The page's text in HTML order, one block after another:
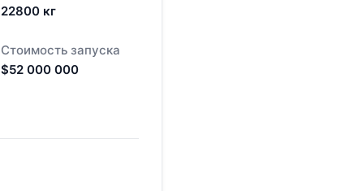
22800 кг
Стоимость запуска
$52 000 000